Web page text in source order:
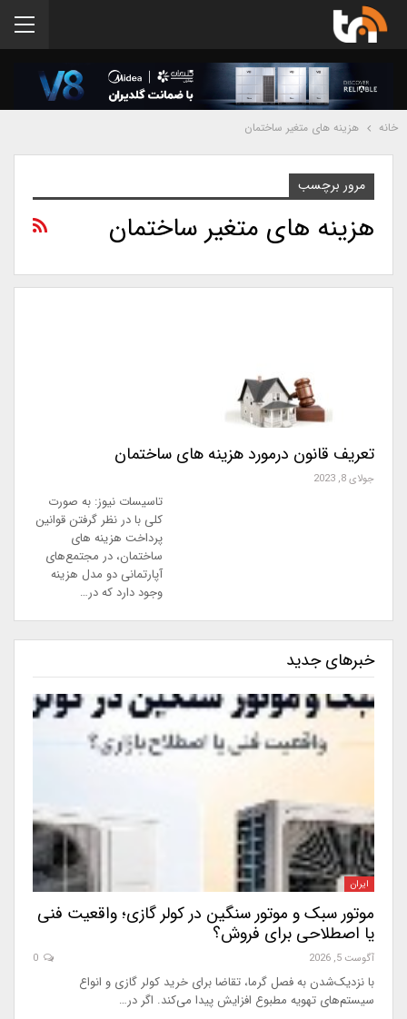
خانه هزینه های متغیر ساختمان
مرور برچسب
هزینه های متغیر ساختمان
تعریف قانون درمورد هزینه های ساختمان
جولای 8, 2023
تاسیسات نیوز: به صورت
کلی با در نظر گرفتن قوانین
پرداخت هزینه های
ساختمان، در مجتمع‌های
آپارتمانی دو مدل هزینه
وجود دارد که در…
خبرهای جدید
ایران
موتور سبک و موتور سنگین در کولر گازی؛ واقعیت فنی
یا اصطلاحی برای فروش؟
آگوست 5, 2026
با نزدیک‌شدن به فصل گرما، تقاضا برای خرید کولر گازی و انواع
سیستم‌های تهویه مطبوع افزایش پیدا می‌کند. اگر در…